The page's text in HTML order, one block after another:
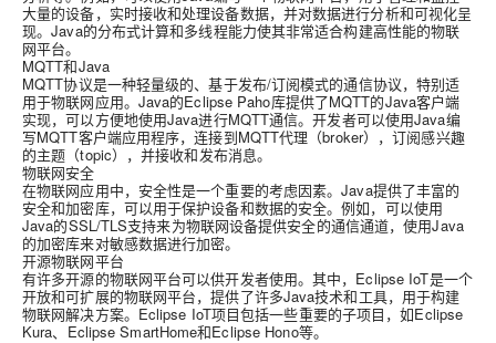
大量的设备，实时接收和处理设备数据，并对数据进行分析和可视化呈
现。Java的分布式计算和多线程能力使其非常适合构建高性能的物联
网平台。
MQTT和Java
MQTT协议是一种轻量级的、基于发布/订阅模式的通信协议，特别适
用于物联网应用。Java的Eclipse Paho库提供了MQTT的Java客户端
实现，可以方便地使用Java进行MQTT通信。开发者可以使用Java编
写MQTT客户端应用程序，连接到MQTT代理（broker），订阅感兴趣
的主题（topic），并接收和发布消息。
物联网安全
在物联网应用中，安全性是一个重要的考虑因素。Java提供了丰富的
安全和加密库，可以用于保护设备和数据的安全。例如，可以使用
Java的SSL/TLS支持来为物联网设备提供安全的通信通道，使用Java
的加密库来对敏感数据进行加密。
开源物联网平台
有许多开源的物联网平台可以供开发者使用。其中，Eclipse IoT是一个
开放和可扩展的物联网平台，提供了许多Java技术和工具，用于构建
物联网解决方案。Eclipse IoT项目包括一些重要的子项目，如Eclipse
Kura、Eclipse SmartHome和Eclipse Hono等。